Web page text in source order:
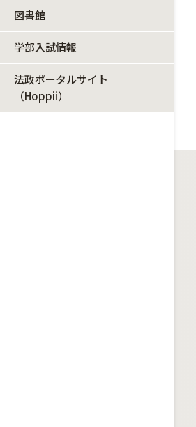
図書館
学部入試情報
法政ポータルサイト
（Hoppii）